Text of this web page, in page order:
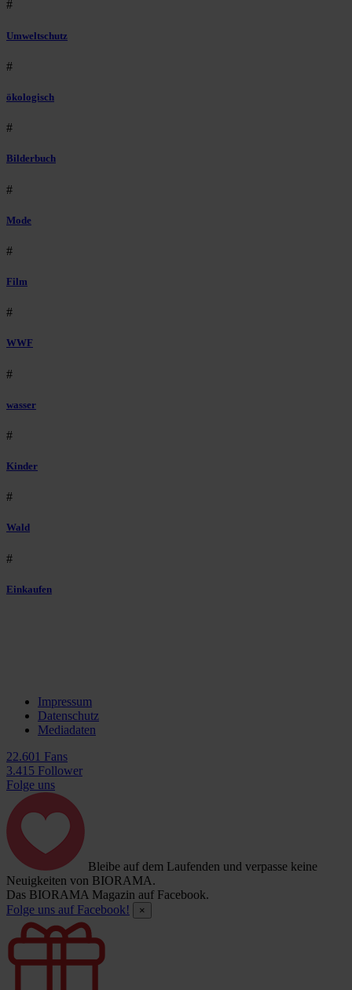
#
Umweltschutz
#
ökologisch
#
Bilderbuch
#
Mode
#
Film
#
WWF
#
wasser
#
Kinder
#
Wald
#
Einkaufen
Impressum
Datenschutz
Mediadaten
22.601 Fans
3.415 Follower
Folge uns
Bleibe auf dem Laufenden und verpasse keine
Neuigkeiten von BIORAMA.
Das BIORAMA Magazin auf Facebook.
Folge uns auf Facebook!
×